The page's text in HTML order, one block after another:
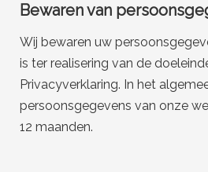
Bewaren van
Wij bewaren uw
is ter realisering van de
Privacyverklaring. In het
persoonsgegevens van onze
12 maanden.